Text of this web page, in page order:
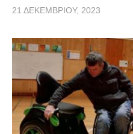
21 ΔΕΚΕΜΒΡΊΟΥ, 2023